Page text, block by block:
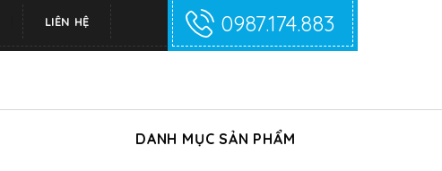
LIÊN HỆ 0987.174.883
DANH MỤC SẢN PHẨM